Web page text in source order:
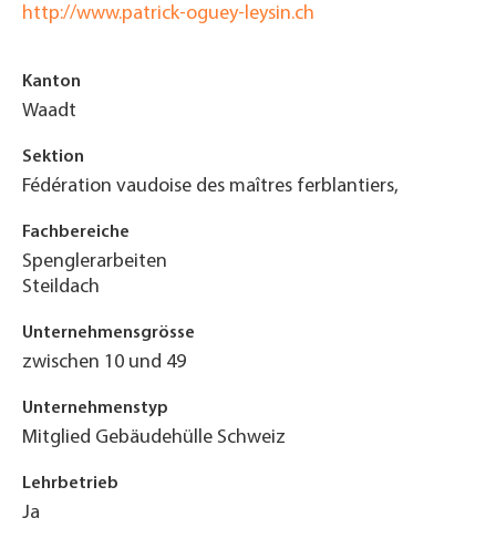
http://www.patrick-oguey-leysin.ch
Kanton
Waadt
Sektion
Fédération vaudoise des maîtres ferblantiers,
Fachbereiche
Spenglerarbeiten
Steildach
Unternehmensgrösse
zwischen 10 und 49
Unternehmenstyp
Mitglied Gebäudehülle Schweiz
Lehrbetrieb
Ja